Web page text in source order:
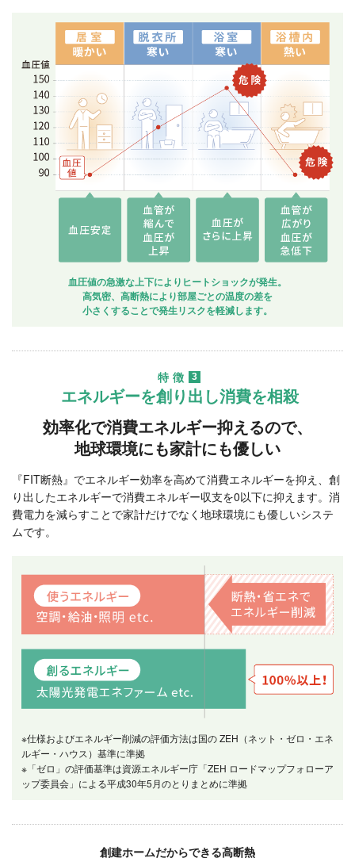
血圧値の急激な上下によりヒートショックが発生。
高気密、高断熱により部屋ごとの温度の差を
小さくすることで発生リスクを軽減します。
特徴 3
エネルギーを創り出し消費を相殺
効率化で消費エネルギー抑えるので、
地球環境にも家計にも優しい
『FIT断熱』でエネルギー効率を高めて消費エネルギーを抑え、創
り出したエネルギーで消費エネルギー収支を0以下に抑えます。消
費電力を減らすことで家計だけでなく地球環境にも優しいシステ
ムです。
※仕様およびエネルギー削減の評価方法は国の ZEH（ネット・ゼロ・エネ
ルギー・ハウス）基準に準拠
※「ゼロ」の評価基準は資源エネルギー庁「ZEH ロードマップフォローア
ップ委員会」による平成30年5月のとりまとめに準拠
創建ホームだからできる高断熱